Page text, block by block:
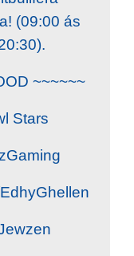
(09:00 ás
~~~~~~
Stars